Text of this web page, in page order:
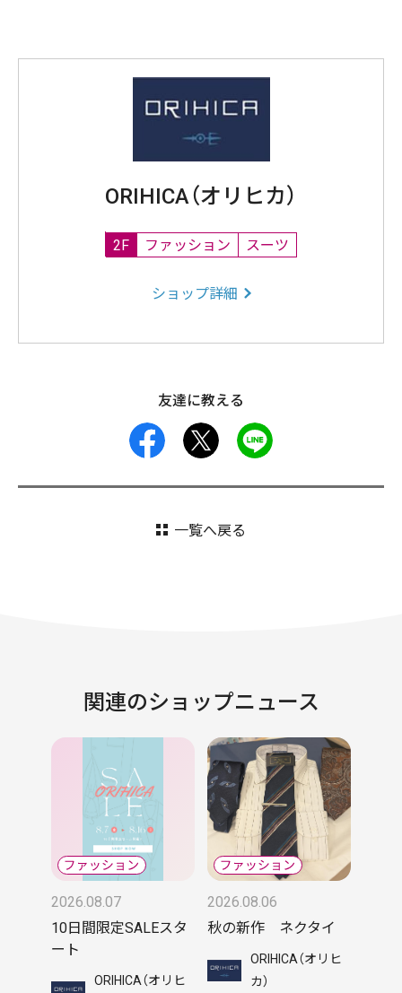
ORIHICA（オリヒカ）
2F ファッション スーツ
ショップ詳細
友達に教える
facebook
一覧へ戻る
関連のショップニュース
2026.08.07
10日間限定SALEスタ
ート
ORIHICA（オリヒ
2026.08.06
秋の新作 ネクタイ
ORIHICA（オリヒ
カ）